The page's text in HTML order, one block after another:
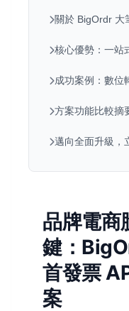
關於 BigOrdr 大
核心優勢：一站
成功案例：數位
方案功能比較摘
邁向全面升級，
品牌電商
鍵：
首發票
案